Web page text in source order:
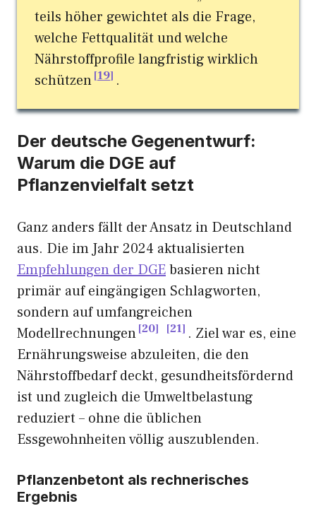
teils höher gewichtet als die Frage,
welche Fettqualität und welche
Nährstoffprofile langfristig wirklich
schützen 19 .
Der deutsche Gegenentwurf:
Warum die DGE auf
Pflanzenvielfalt setzt
Ganz anders fällt der Ansatz in Deutschland
aus. Die im Jahr 2024 aktualisierten
Empfehlungen der DGEbasieren nicht
primär auf eingängigen Schlagworten,
sondern auf umfangreichen
Modellrechnungen 20 21 . Ziel war es, eine
Ernährungsweise abzuleiten, die den
Nährstoffbedarf deckt, gesundheitsfördernd
ist und zugleich die Umweltbelastung
reduziert – ohne die üblichen
Essgewohnheiten völlig auszublenden.
Pflanzenbetont als rechnerisches
Ergebnis